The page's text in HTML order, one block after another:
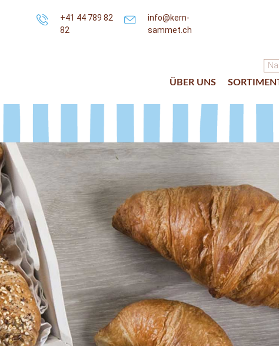
+41 44 789 82
82
info@kern-
sammet.ch
ÜBER UNS